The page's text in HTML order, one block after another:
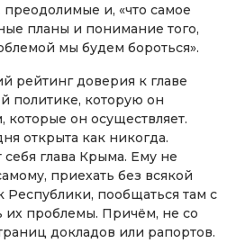
и, «что самое
планы и понимание того,
мы будем бороться».
рейтинг доверия к главе
политике, которую он
которые он осуществляет.
открыта как никогда.
глава Крыма. Ему не
приехать без всякой
Республики, пообщаться там с
их проблемы. Причём, не со
докладов или рапортов.